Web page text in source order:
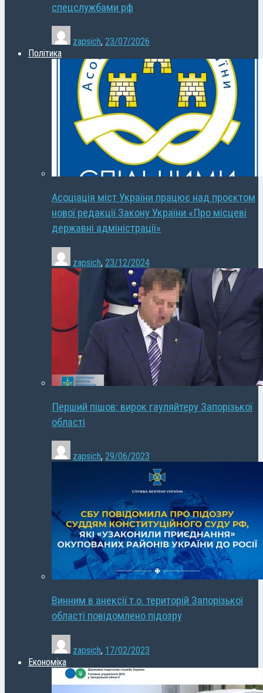
спецслужбами рф
zapsich, 23/07/2026
Політика
Асоціація міст України працює над проєктом
нової редакції Закону України «Про місцеві
державні адміністрації»
zapsich, 23/12/2024
Перший пішов: вирок гауляйтеру Запорізької
області
zapsich, 29/06/2023
Винним в анексії т.о. територій Запорізької
області повідомлено підозру
zapsich, 17/02/2023
Економіка